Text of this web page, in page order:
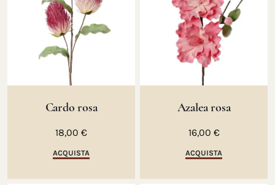
Cardo rosa
18,00 €
ACQUISTA
Azalea rosa
16,00 €
ACQUISTA